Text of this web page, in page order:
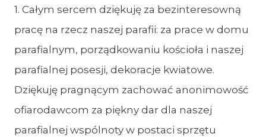
1. Całym sercem dziękuję za bezinteresowną
pracę na rzecz naszej parafii: za prace w domu
parafialnym, porządkowaniu kościoła i naszej
parafialnej posesji, dekoracje kwiatowe.
Dziękuję pragnącym zachować anonimowość
ofiarodawcom za piękny dar dla naszej
parafialnej wspólnoty w postaci sprzętu